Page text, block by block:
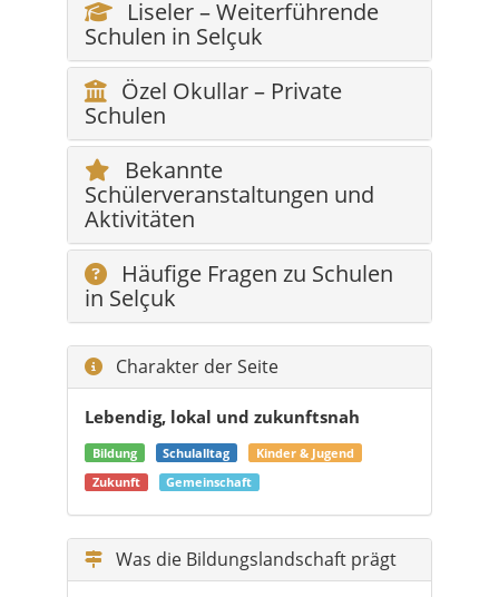
Liseler – Weiterführende
Schulen in Selçuk
Özel Okullar – Private
Schulen
Bekannte
Schülerveranstaltungen und
Aktivitäten
Häufige Fragen zu Schulen
in Selçuk
Charakter der Seite
Lebendig, lokal und zukunftsnah
Bildung Schulalltag
Kinder & Jugend
Zukunft
Gemeinschaft
Was die Bildungslandschaft prägt